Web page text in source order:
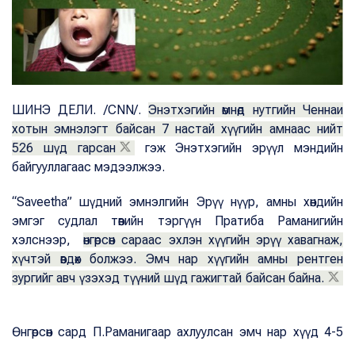
ШИНЭ ДЕЛИ. /CNN/. Энэтхэгийн өмнөд нутгийн Ченнаи
хотын эмнэлэгт байсан 7 настай хүүгийн амнаас нийт
526 шүд гарсан
гэж Энэтхэгийн эрүүл мэндийн
байгууллагаас мэдээлжээ.
“Saveetha” шүдний эмнэлгийн Эрүү нүүр, амны хөндийн
эмгэг судлал төвийн тэргүүн Пратиба Раманигийн
хэлснээр,өнгөрсөн сараас эхлэн хүүгийн эрүү хавагнаж,
хүчтэй өвдөх болжээ. Эмч нар хүүгийн амны рентген
зургийг авч үзэхэд түүний шүд гажигтай байсан байна.
Өнгөрсөн сард П.Раманигаар ахлуулсан эмч нар хүүд 4-5